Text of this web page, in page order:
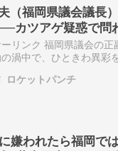
（福岡県議会議長
カツアゲ疑惑で問
リンク 福岡県議会の正
渦中で、ひときわ異彩
金銭の話…
ロケットパンチ
嫌われたら福岡で